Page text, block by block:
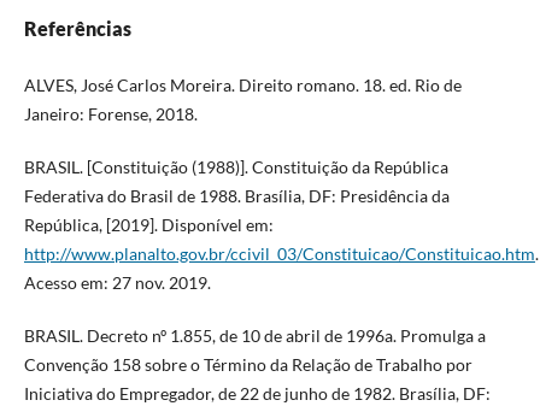
Referências
ALVES, José Carlos Moreira. Direito romano. 18. ed. Rio de
Janeiro: Forense, 2018.
BRASIL. [Constituição (1988)]. Constituição da República
Federativa do Brasil de 1988. Brasília, DF: Presidência da
República, [2019]. Disponível em:
http://www.planalto.gov.br/ccivil_03/Constituicao/Constituicao.htm.
Acesso em: 27 nov. 2019.
BRASIL. Decreto nº 1.855, de 10 de abril de 1996a. Promulga a
Convenção 158 sobre o Término da Relação de Trabalho por
Iniciativa do Empregador, de 22 de junho de 1982. Brasília, DF: